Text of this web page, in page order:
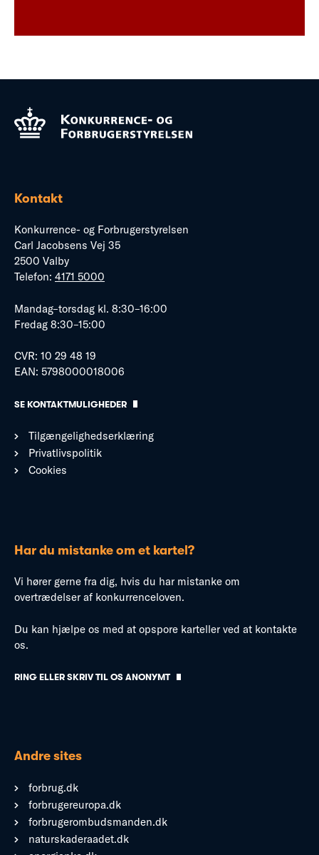
Kontakt
Konkurrence- og Forbrugerstyrelsen
Carl Jacobsens Vej 35
2500 Valby
Telefon: 4171 5000
Mandag–torsdag kl. 8:30–16:00
Fredag 8:30–15:00
CVR: 10 29 48 19
EAN: 5798000018006
SE KONTAKTMULIGHEDER
Tilgængelighedserklæring
Privatlivspolitik
Cookies
Har du mistanke om et kartel?
Vi hører gerne fra dig, hvis du har mistanke om
overtrædelser af konkurrenceloven.
Du kan hjælpe os med at opspore karteller ved at kontakte
os.
RING ELLER SKRIV TIL OS ANONYMT
Andre sites
forbrug.dk
forbrugereuropa.dk
forbrugerombudsmanden.dk
naturskaderaadet.dk